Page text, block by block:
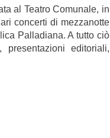
al Teatro Comunale, in
concerti di mezzanotte
Palladiana. A tutto ciò
presentazioni editoriali,